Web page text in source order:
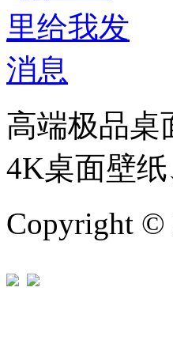
高端极品桌
4K桌面壁
Copyright ©